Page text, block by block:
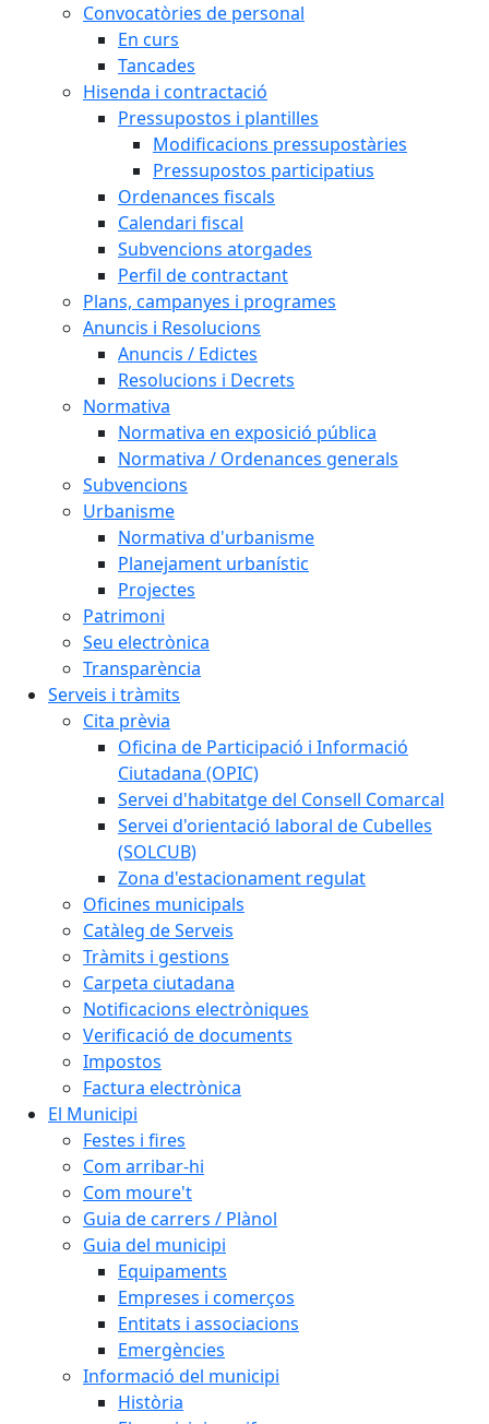
Convocatòries de personal
En curs
Tancades
Hisenda i contractació
Pressupostos i plantilles
Modificacions pressupostàries
Pressupostos participatius
Ordenances fiscals
Calendari fiscal
Subvencions atorgades
Perfil de contractant
Plans, campanyes i programes
Anuncis i Resolucions
Anuncis / Edictes
Resolucions i Decrets
Normativa
Normativa en exposició pública
Normativa / Ordenances generals
Subvencions
Urbanisme
Normativa d'urbanisme
Planejament urbanístic
Projectes
Patrimoni
Seu electrònica
Transparència
Serveis i tràmits
Cita prèvia
Oficina de Participació i Informació
Ciutadana (OPIC)
Servei d'habitatge del Consell Comarcal
Servei d'orientació laboral de Cubelles
(SOLCUB)
Zona d'estacionament regulat
Oficines municipals
Catàleg de Serveis
Tràmits i gestions
Carpeta ciutadana
Notificacions electròniques
Verificació de documents
Impostos
Factura electrònica
El Municipi
Festes i fires
Com arribar-hi
Com moure't
Guia de carrers / Plànol
Guia del municipi
Equipaments
Empreses i comerços
Entitats i associacions
Emergències
Informació del municipi
Història